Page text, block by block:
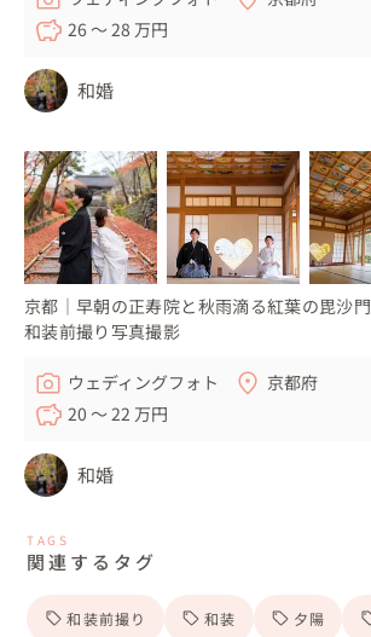
26 〜 28 万円
和婚
京都｜早朝の正寿院と秋雨滴る紅葉の毘沙
和装前撮り写真撮影
ウェディングフォト
京都府
20 〜 22 万円
和婚
TAGS
関連するタグ
和装前撮り 和装 夕陽